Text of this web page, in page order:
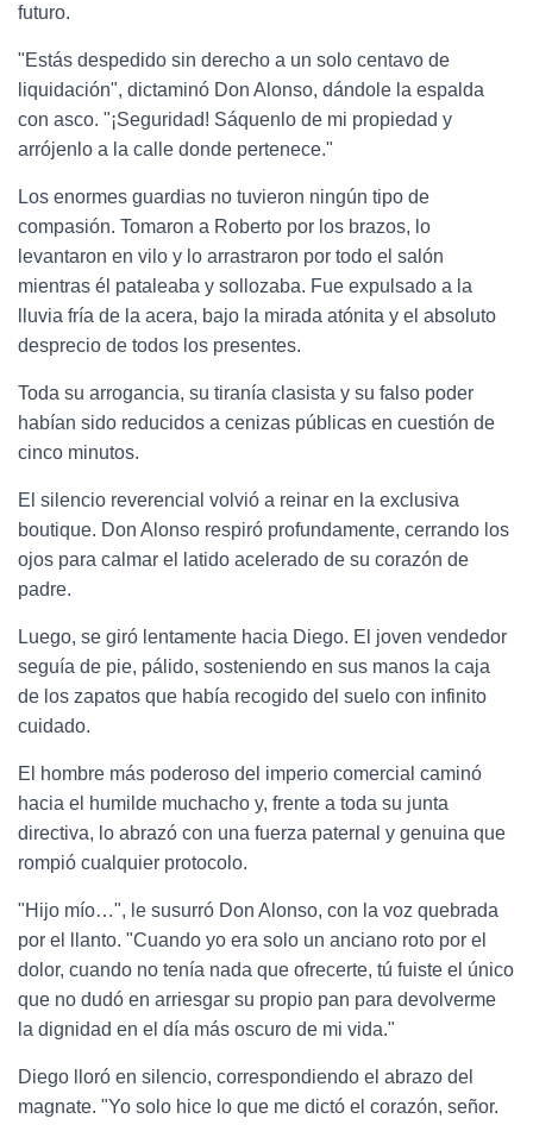
futuro.
"Estás despedido sin derecho a un solo centavo de
liquidación", dictaminó Don Alonso, dándole la espalda
con asco. "¡Seguridad! Sáquenlo de mi propiedad y
arrójenlo a la calle donde pertenece."
Los enormes guardias no tuvieron ningún tipo de
compasión. Tomaron a Roberto por los brazos, lo
levantaron en vilo y lo arrastraron por todo el salón
mientras él pataleaba y sollozaba. Fue expulsado a la
lluvia fría de la acera, bajo la mirada atónita y el absoluto
desprecio de todos los presentes.
Toda su arrogancia, su tiranía clasista y su falso poder
habían sido reducidos a cenizas públicas en cuestión de
cinco minutos.
El silencio reverencial volvió a reinar en la exclusiva
boutique. Don Alonso respiró profundamente, cerrando los
ojos para calmar el latido acelerado de su corazón de
padre.
Luego, se giró lentamente hacia Diego. El joven vendedor
seguía de pie, pálido, sosteniendo en sus manos la caja
de los zapatos que había recogido del suelo con infinito
cuidado.
El hombre más poderoso del imperio comercial caminó
hacia el humilde muchacho y, frente a toda su junta
directiva, lo abrazó con una fuerza paternal y genuina que
rompió cualquier protocolo.
"Hijo mío…", le susurró Don Alonso, con la voz quebrada
por el llanto. "Cuando yo era solo un anciano roto por el
dolor, cuando no tenía nada que ofrecerte, tú fuiste el único
que no dudó en arriesgar su propio pan para devolverme
la dignidad en el día más oscuro de mi vida."
Diego lloró en silencio, correspondiendo el abrazo del
magnate. "Yo solo hice lo que me dictó el corazón, señor.